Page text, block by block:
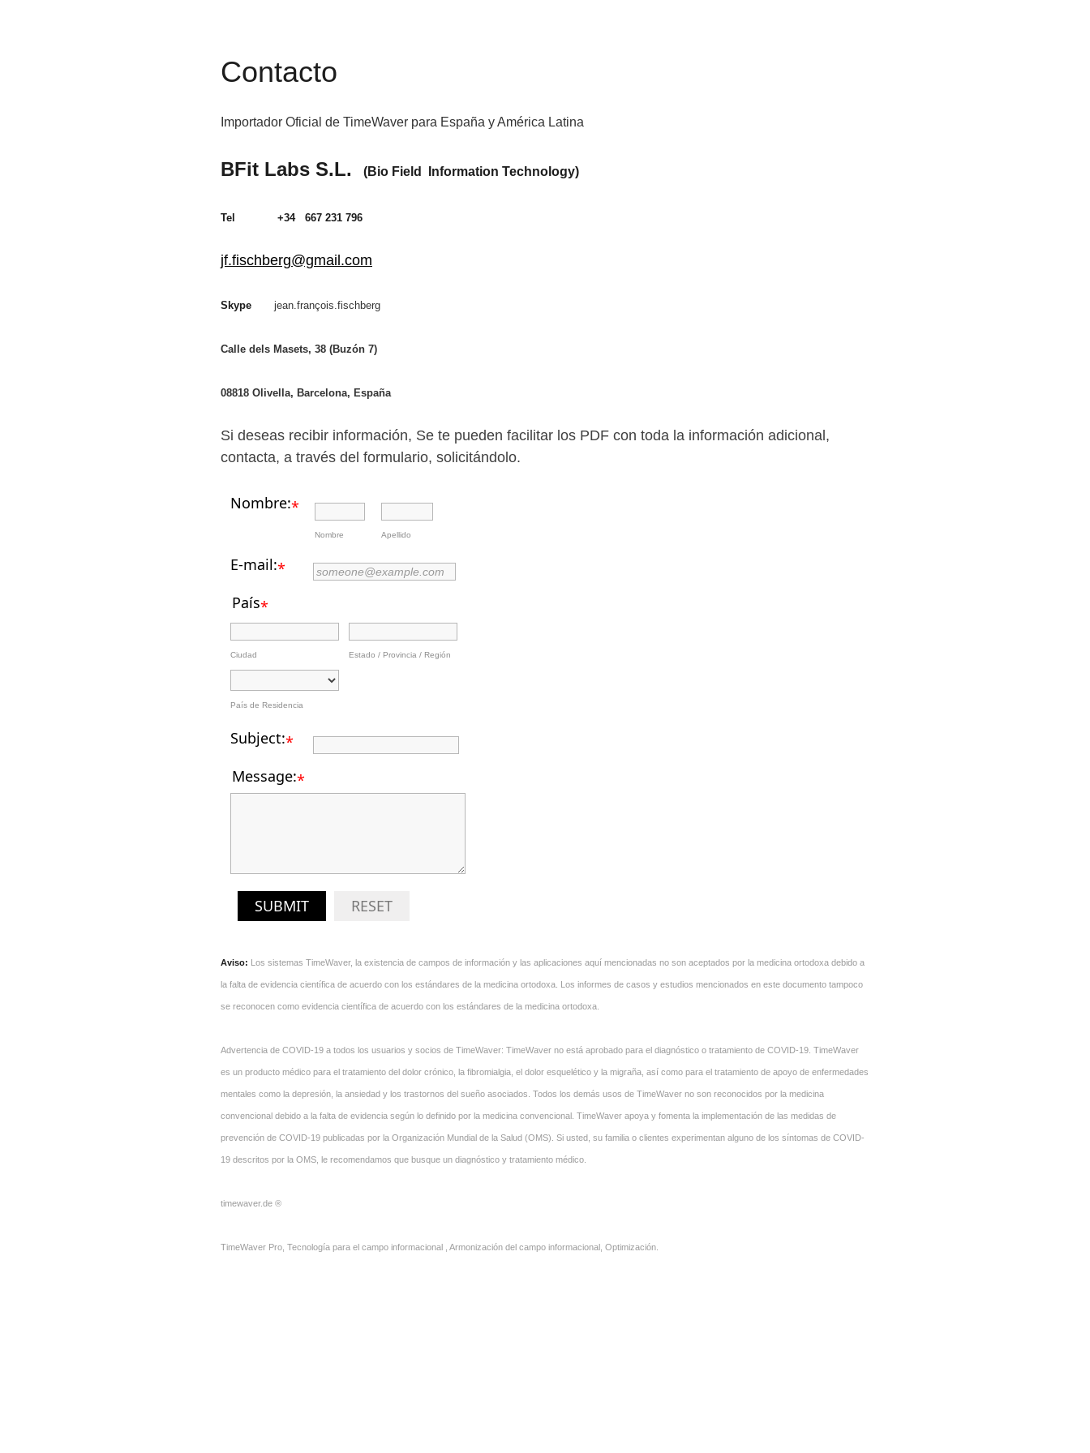
Contacto
Importador Oficial de TimeWaver para España y América Latina
BFit Labs S.L. (Bio Field Information Technology)
Tel +34 667 231 796
jf.fischberg@gmail.com
Skype jean.françois.fischberg
Calle dels Masets, 38 (Buzón 7)
08818 Olivella, Barcelona, España
Si deseas recibir información, Se te pueden facilitar los PDF con toda la información adicional,
contacta, a través del formulario, solicitándolo.
Nombre:*
Nombre Apellido
E-mail:*
País*
Ciudad Estado / Provincia / Región
País de Residencia
Subject:*
Message:*
SUBMIT RESET
Aviso: Los sistemas TimeWaver, la existencia de campos de información y las aplicaciones aquí mencionadas no son aceptados por la medicina ortodoxa debido a
la falta de evidencia científica de acuerdo con los estándares de la medicina ortodoxa. Los informes de casos y estudios mencionados en este documento tampoco
se reconocen como evidencia científica de acuerdo con los estándares de la medicina ortodoxa.
Advertencia de COVID-19 a todos los usuarios y socios de TimeWaver: TimeWaver no está aprobado para el diagnóstico o tratamiento de COVID-19. TimeWaver
es un producto médico para el tratamiento del dolor crónico, la fibromialgia, el dolor esquelético y la migraña, así como para el tratamiento de apoyo de enfermedades
mentales como la depresión, la ansiedad y los trastornos del sueño asociados. Todos los demás usos de TimeWaver no son reconocidos por la medicina
convencional debido a la falta de evidencia según lo definido por la medicina convencional. TimeWaver apoya y fomenta la implementación de las medidas de
prevención de COVID-19 publicadas por la Organización Mundial de la Salud (OMS). Si usted, su familia o clientes experimentan alguno de los síntomas de COVID-
19 descritos por la OMS, le recomendamos que busque un diagnóstico y tratamiento médico.
timewaver.de ®
TimeWaver Pro, Tecnología para el campo informacional , Armonización del campo informacional, Optimización.